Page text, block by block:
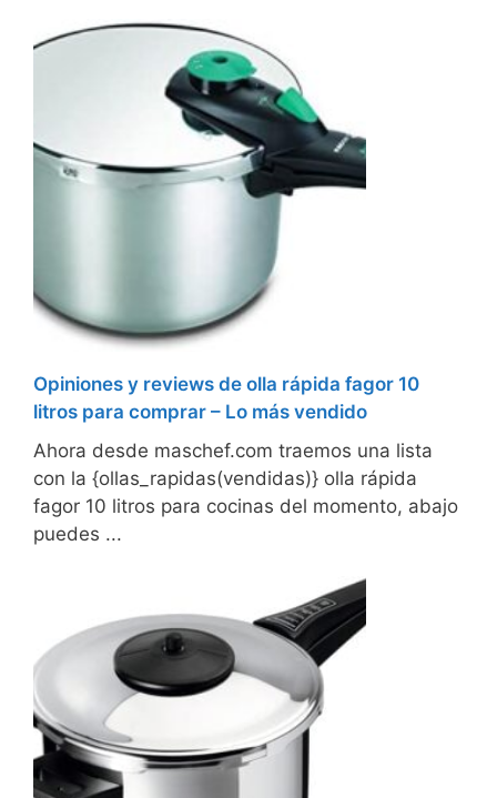
Opiniones y reviews de olla rápida fagor 10
litros para comprar – Lo más vendido
Ahora desde maschef.com traemos una lista
con la {ollas_rapidas(vendidas)} olla rápida
fagor 10 litros para cocinas del momento, abajo
puedes ...